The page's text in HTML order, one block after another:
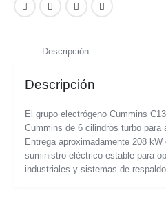
Descripción
Descripción
El grupo electrógeno Cummins
Cummins de 6 cilindros turbo para
Entrega aproximadamente 208
suministro eléctrico estable para
industriales y sistemas de respaldo.